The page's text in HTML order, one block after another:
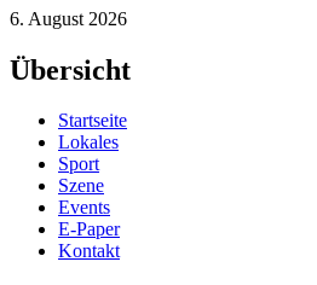
6. August 2026
Übersicht
Startseite
Lokales
Sport
Szene
Events
E-Paper
Kontakt